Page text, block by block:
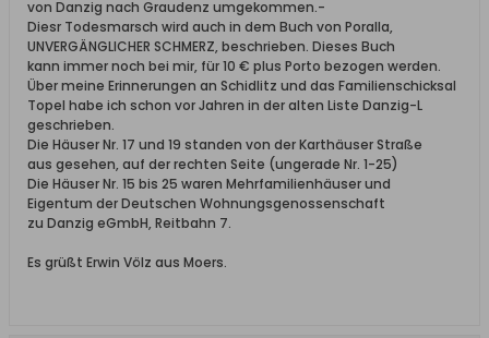
von Danzig nach Graudenz umgekommen.-
Diesr Todesmarsch wird auch in dem Buch von Poralla,
UNVERGÄNGLICHER SCHMERZ, beschrieben. Dieses Buch
kann immer noch bei mir, für 10 € plus Porto bezogen werden.
Über meine Erinnerungen an Schidlitz und das Familienschicksal
Topel habe ich schon vor Jahren in der alten Liste Danzig-L
geschrieben.
Die Häuser Nr. 17 und 19 standen von der Karthäuser Straße
aus gesehen, auf der rechten Seite (ungerade Nr. 1-25)
Die Häuser Nr. 15 bis 25 waren Mehrfamilienhäuser und
Eigentum der Deutschen Wohnungsgenossenschaft
zu Danzig eGmbH, Reitbahn 7.
Es grüßt Erwin Völz aus Moers.